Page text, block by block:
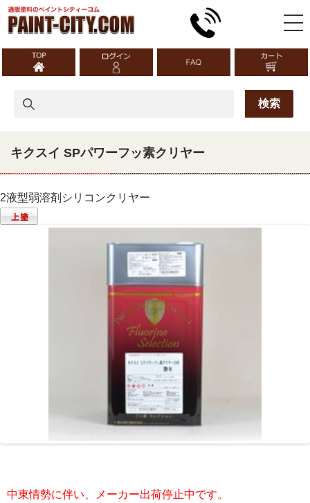
キクスイ SPパワーフッ素クリヤー
2液型弱溶剤シリコンクリヤー
中東情勢に伴い、メーカー出荷停止中です。